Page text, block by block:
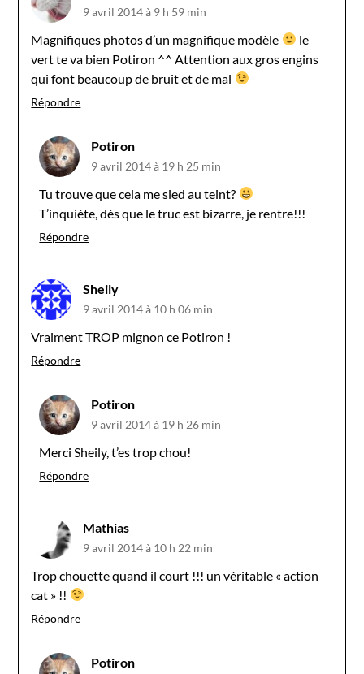
9 avril 2014 à 9 h 59 min
Magnifiques photos d’un magnifique modèle
le
vert te va bien Potiron ^^ Attention aux gros engins
qui font beaucoup de bruit et de mal
Répondre
Potiron
9 avril 2014 à 19 h 25 min
Tu trouve que cela me sied au teint?
T’inquiète, dès que le truc est bizarre, je rentre!!!
Répondre
Sheily
9 avril 2014 à 10 h 06 min
Vraiment TROP mignon ce Potiron !
Répondre
Potiron
9 avril 2014 à 19 h 26 min
Merci Sheily, t’es trop chou!
Répondre
Mathias
9 avril 2014 à 10 h 22 min
Trop chouette quand il court !!! un véritable « action
cat » !!
Répondre
Potiron